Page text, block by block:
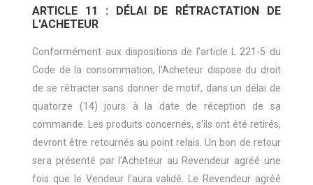
ARTICLE 11 : DÉLAI DE RÉTRACTATION DE
L'ACHETEUR
Conformément aux dispositions de l’article L 221-5 du
Code de la consommation, l’Acheteur dispose du droit
de se rétracter sans donner de motif, dans un délai de
quatorze (14) jours à la date de réception de sa
commande. Les produits concernés, s'ils ont été retirés,
devront être retournés au point relais. Un bon de retour
sera présenté par l'Acheteur au Revendeur agréé une
fois que le Vendeur l'aura validé. Le Revendeur agréé